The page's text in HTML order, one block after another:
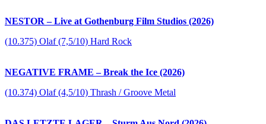
NESTOR – Live at Gothenburg Film Studios (2026)
(10.375) Olaf (7,5/10) Hard Rock
NEGATIVE FRAME – Break the Ice (2026)
(10.374) Olaf (4,5/10) Thrash / Groove Metal